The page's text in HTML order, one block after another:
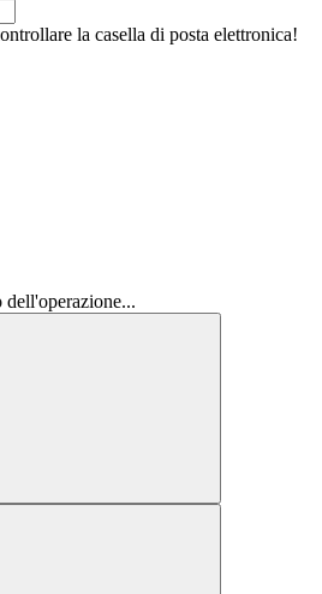
la casella di posta elettronica!
dell'operazione...